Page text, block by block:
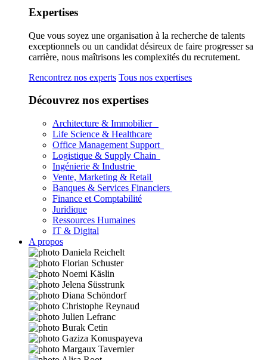
Expertises
Que vous soyez une organisation à la recherche de talents
exceptionnels ou un candidat désireux de faire progresser sa
carrière, nous maîtrisons les complexités du recrutement.
Rencontrez nos experts Tous nos expertises
Découvrez nos expertises
Architecture & Immobilier
Life Science & Healthcare
Office Management Support
Logistique & Supply Chain
Ingénierie & Industrie
Vente, Marketing & Retail
Banques & Services Financiers
Finance et Comptabilité
Juridique
Ressources Humaines
IT & Digital
A propos